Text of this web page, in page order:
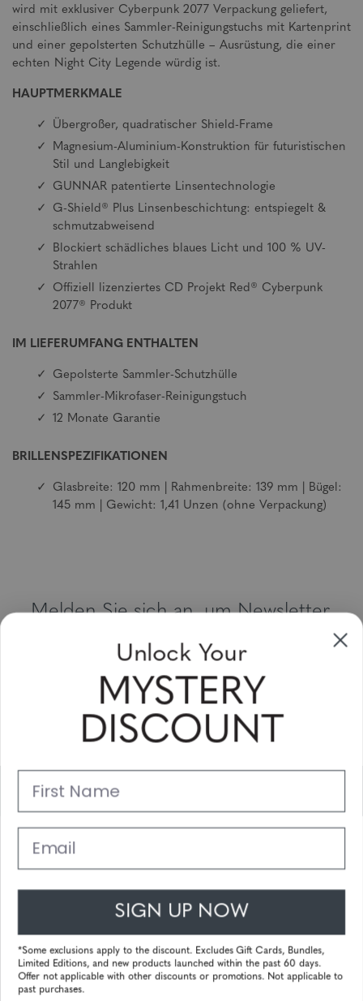
wird mit exklusiver Cyberpunk 2077 Verpackung geliefert,
einschließlich eines Sammler-Reinigungstuchs mit Kartenprint
und einer gepolsterten Schutzhülle – Ausrüstung, die einer
echten Night City Legende würdig ist.
HAUPTMERKMALE
Übergroßer, quadratischer Shield-Frame
Magnesium-Aluminium-Konstruktion für futuristischen
Stil und Langlebigkeit
GUNNAR patentierte Linsentechnologie
G-Shield® Plus Linsenbeschichtung: entspiegelt &
schmutzabweisend
Blockiert schädliches blaues Licht und 100 % UV-
Strahlen
Offiziell lizenziertes CD Projekt Red® Cyberpunk
2077® Produkt
IM LIEFERUMFANG ENTHALTEN
Gepolsterte Sammler-Schutzhülle
Sammler-Mikrofaser-Reinigungstuch
12 Monate Garantie
BRILLENSPEZIFIKATIONEN
Glasbreite: 120 mm | Rahmenbreite: 139 mm | Bügel:
145 mm | Gewicht: 1,41 Unzen (ohne Verpackung)
Melden Sie sich an, um Newsletter,
Sonderangebote und Gutscheine zu
erhalten
Bitte geben Sie Ihre E-Mail Adresse ein und abonnieren Sie!
Unterstützung
Powered byTecframe ERP
Unlock Your
MYSTERY
DISCOUNT
First Name
Email
SIGN UP NOW
*Some exclusions apply to the discount. Excludes Gift Cards, Bundles,
Limited Editions, and new products launched within the past 60 days.
Offer not applicable with other discounts or promotions. Not applicable to
past purchases.